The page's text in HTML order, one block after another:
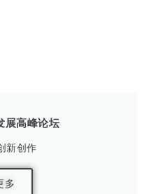
展高峰论坛
新创作
多